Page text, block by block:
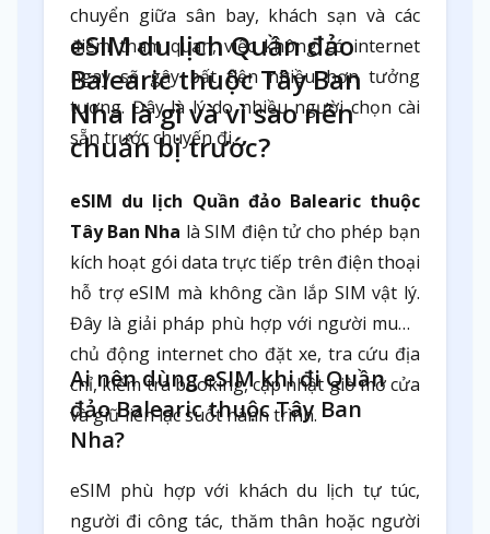
chuyển giữa sân bay, khách sạn và các
điểm tham quan, việc không có internet
ngay sẽ gây bất tiện nhiều hơn tưởng
tượng. Đây là lý do nhiều người chọn cài
sẵn trước chuyến đi.
eSIM du lịch Quần đảo
Balearic thuộc Tây Ban
Nha là gì và vì sao nên
chuẩn bị trước?
eSIM du lịch Quần đảo Balearic thuộc
Tây Ban Nha là SIM điện tử cho phép bạn
kích hoạt gói data trực tiếp trên điện thoại
hỗ trợ eSIM mà không cần lắp SIM vật lý.
Đây là giải pháp phù hợp với người muốn
chủ động internet cho đặt xe, tra cứu địa
chỉ, kiểm tra booking, cập nhật giờ mở cửa
và giữ liên lạc suốt hành trình.
Ai nên dùng eSIM khi đi Quần
đảo Balearic thuộc Tây Ban
Nha?
eSIM phù hợp với khách du lịch tự túc,
người đi công tác, thăm thân hoặc người